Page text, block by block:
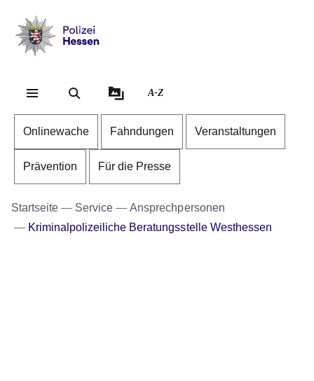
Hessen
A-Z
Onlinewache Fahndungen Veranstaltungen
Prävention Für die Presse
Startseite Service
Ansprechpersonen
Kriminalpolizeiliche Beratungsstelle Westhessen